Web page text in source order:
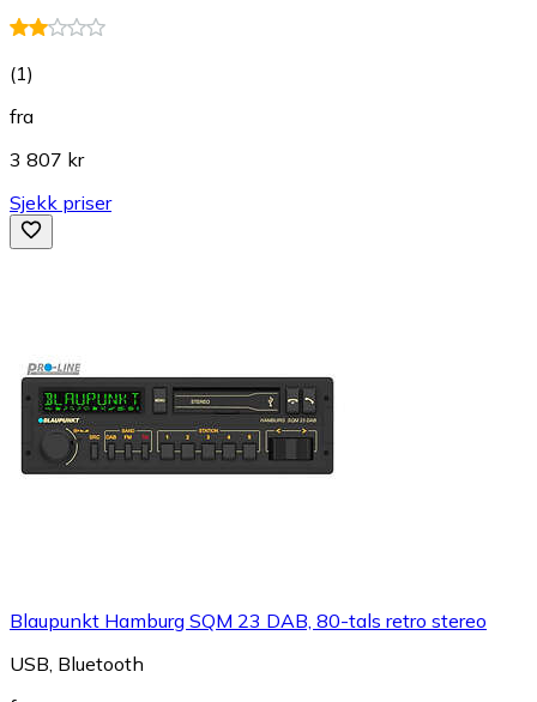
(1)
fra
3 807 kr
Sjekk priser
Blaupunkt Hamburg SQM 23 DAB, 80-tals retro stereo
USB, Bluetooth